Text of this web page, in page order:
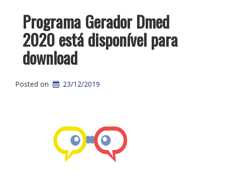
Programa Gerador Dmed
2020 está disponível para
download
Posted on 23/12/2019